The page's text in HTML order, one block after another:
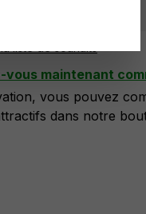
vous maintenant
vous pouvez
dans notre